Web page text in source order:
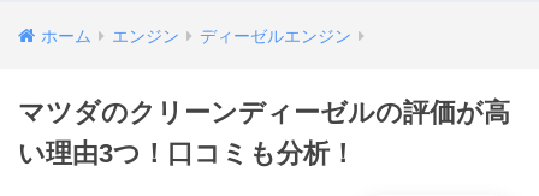
ホーム エンジン ディーゼルエンジン
マツダのクリーンディーゼルの評価が高
い理由3つ！口コミも分析！